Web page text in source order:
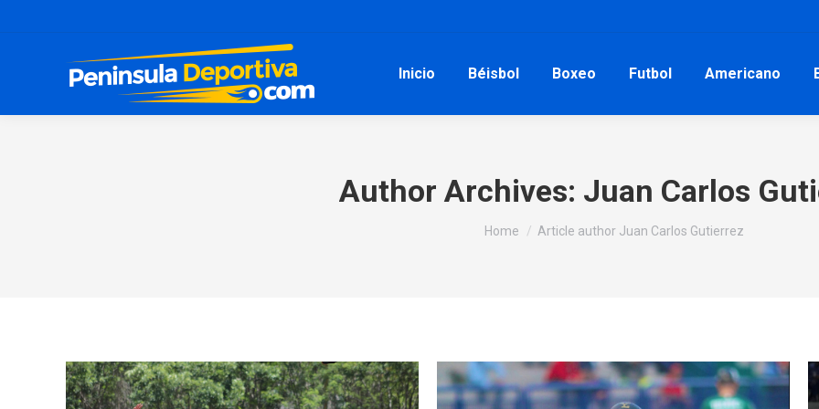
Inicio Béisbol Boxeo Futbol Americano
Author Archives: Juan Carlos
You are here:
Home Article author Juan Carlos Gutierrez